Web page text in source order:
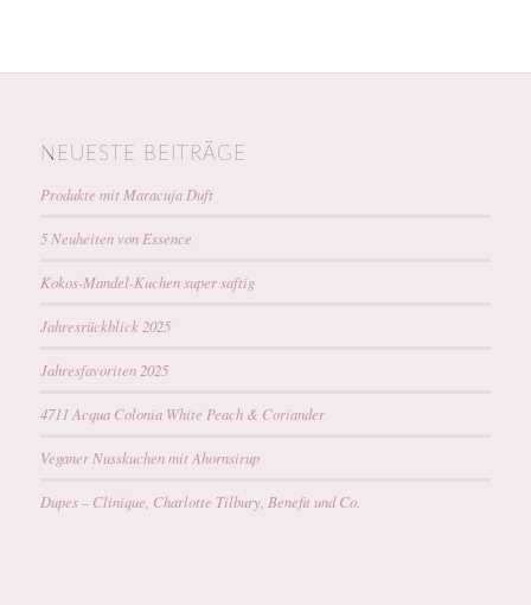
NEUESTE BEITRÄGE
Produkte mit Maracuja Duft
5 Neuheiten von Essence
Kokos-Mandel-Kuchen super saftig
Jahresrückblick 2025
Jahresfavoriten 2025
4711 Acqua Colonia White Peach & Coriander
Veganer Nusskuchen mit Ahornsirup
Dupes – Clinique, Charlotte Tilbury, Benefit und Co.